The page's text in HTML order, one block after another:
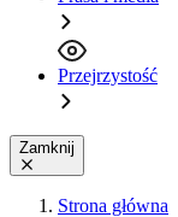
Przejrzystość
Zamknij
Strona główna